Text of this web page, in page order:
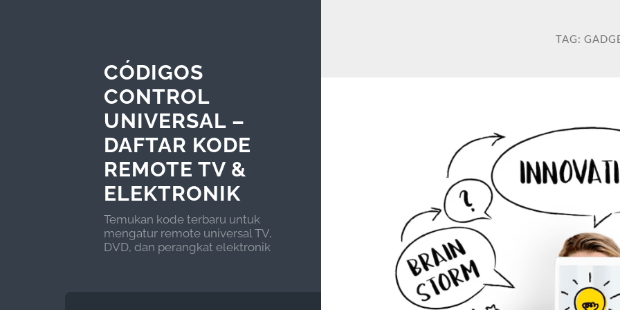
CÓDIGOS
CONTROL
UNIVERSAL –
DAFTAR KODE
REMOTE TV &
ELEKTRONIK
Temukan kode terbaru untuk
mengatur remote universal TV,
DVD, dan perangkat elektronik
TAG: